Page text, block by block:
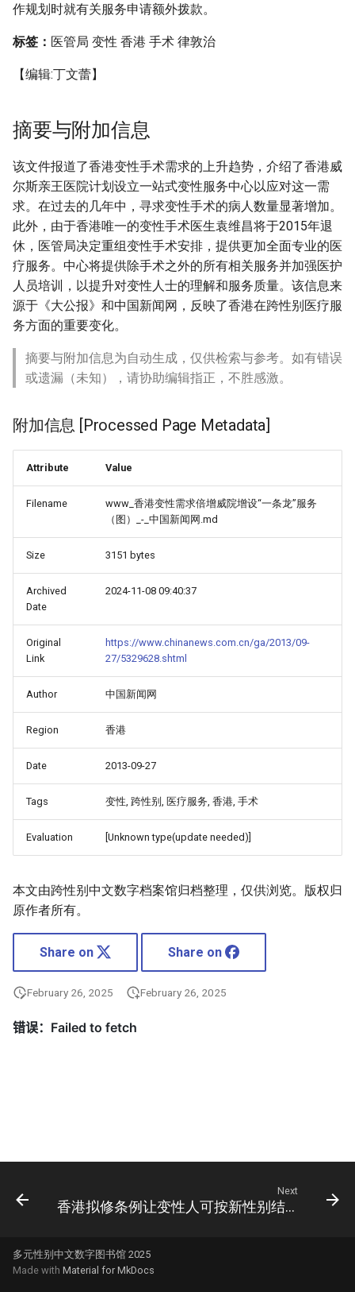
作规划时就有关服务申请额外拨款。
标签： 医管局 变性 香港 手术 律敦治
【编辑:丁文蕾】
摘要与附加信息
该文件报道了香港变性手术需求的上升趋势，介绍了香港威
尔斯亲王医院计划设立一站式变性服务中心以应对这一需
求。在过去的几年中，寻求变性手术的病人数量显著增加。
此外，由于香港唯一的变性手术医生袁维昌将于2015年退
休，医管局决定重组变性手术安排，提供更加全面专业的医
疗服务。中心将提供除手术之外的所有相关服务并加强医护
人员培训，以提升对变性人士的理解和服务质量。该信息来
源于《大公报》和中国新闻网，反映了香港在跨性别医疗服
务方面的重要变化。
摘要与附加信息为自动生成，仅供检索与参考。如有错误
或遗漏（未知），请协助编辑指正，不胜感激。
附加信息 [Processed Page Metadata]
Attribute Value
Filename
www_香港变性需求倍增威院增设“一条龙”服务
（图）_-_中国新闻网.md
Size 3151 bytes
Archived
Date
2024-11-08 09:40:37
Original
Link
https://www.chinanews.com.cn/ga/2013/09-
27/5329628.shtml
Author 中国新闻网
Region 香港
Date 2013-09-27
Tags 变性, 跨性别, 医疗服务, 香港, 手术
Evaluation [Unknown type(update needed)]
本文由跨性别中文数字档案馆归档整理，仅供浏览。版权归
原作者所有。
Share on Share on
February 26, 2025 February 26, 2025
Next
香港拟修条例让变性人可按新性别结婚引争议
多元性别中文数字图书馆 2025
Made with Material for MkDocs